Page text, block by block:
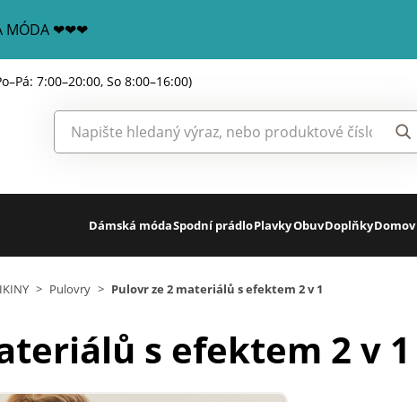
MÓDA ❤❤❤
7:00–20:00, So 8:00–16:00)
Dámská módaSpodní prádloPlavkyObuvDoplňkyDomov
> Pulovry > Pulovr ze 2 materiálů s efektem 2 v 1
s efektem 2 v 1